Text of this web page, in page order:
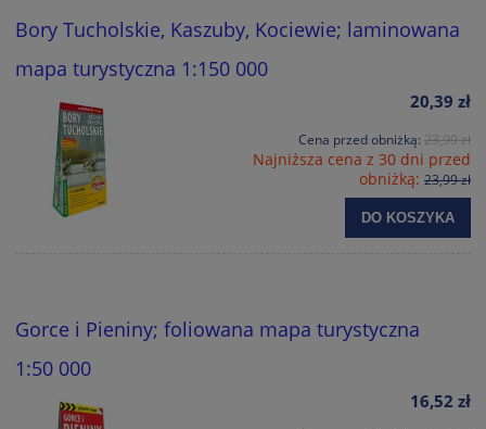
Bory Tucholskie, Kaszuby, Kociewie; laminowana
mapa turystyczna 1:150 000
20,39 zł
Cena przed obniżką: 23,99 zł
Najniższa cena z 30 dni przed
obniżką: 23,99 zł
DO KOSZYKA
Gorce i Pieniny; foliowana mapa turystyczna
1:50 000
16,52 zł